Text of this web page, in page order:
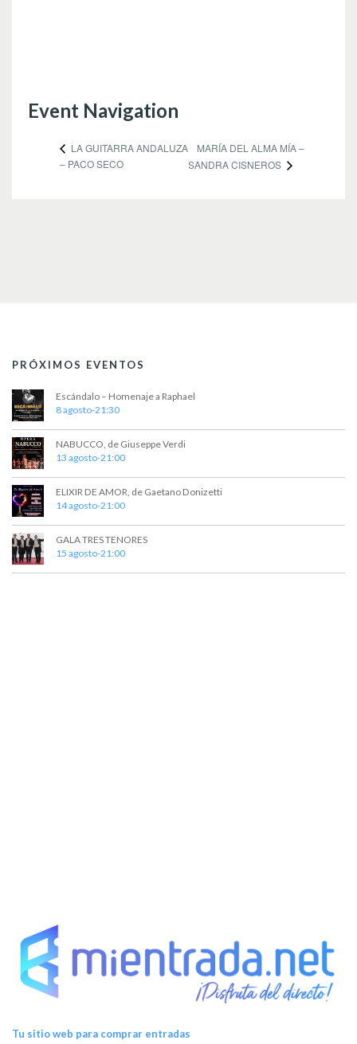
Event Navigation
LA GUITARRA ANDALUZA
– PACO SECO
MARÍA DEL ALMA MÍA –
SANDRA CISNEROS
PRÓXIMOS EVENTOS
Escándalo – Homenaje a Raphael
8 agosto-21:30
NABUCCO, de Giuseppe Verdi
13 agosto-21:00
ELIXIR DE AMOR, de Gaetano Donizetti
14 agosto-21:00
GALA TRES TENORES
15 agosto-21:00
Tu sitio web para comprar entradas